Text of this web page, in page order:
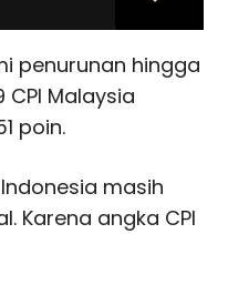
penurunan hingga
Malaysia
poin.
masih
Karena angka CPI